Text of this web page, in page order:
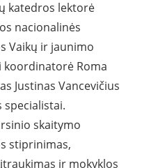
katedros lektorė
nacionalinės
Vaikų ir jaunimo
Roma
Justinas Vancevičius
skaitymo
stiprinimas,
ir mokyklos